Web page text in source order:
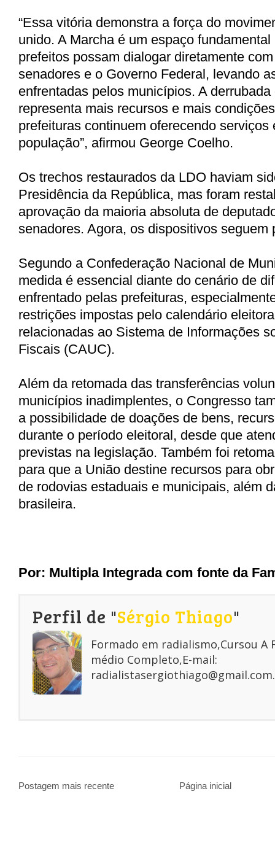
“Essa vitória demonstra a força do
unido. A Marcha é um espaço
prefeitos possam dialogar diretamente
senadores e o Governo Federal, levando
enfrentadas pelos municípios. A
representa mais recursos e mais
prefeituras continuem oferecendo serviços
população”, afirmou George Coelho.
Os trechos restaurados da LDO haviam
Presidência da República, mas foram
aprovação da maioria absoluta de
senadores. Agora, os dispositivos seguem
Segundo a Confederação Nacional de
medida é essencial diante do cenário de
enfrentado pelas prefeituras,
restrições impostas pelo calendário
relacionadas ao Sistema de Informações
Fiscais (CAUC).
Além da retomada das transferências
municípios inadimplentes, o Congresso
a possibilidade de doações de bens,
durante o período eleitoral, desde que
previstas na legislação. Também foi
para que a União destine recursos para
de rodovias estaduais e municipais, além
brasileira.
Por: Multipla Integrada com fonte da
Perfil de "Sérgio Thiago"
Formado em radialismo,Cursou A
médio Completo,E-mail:
radialistasergiothiago@gmail.com.
Postagem mais recente Página inicial